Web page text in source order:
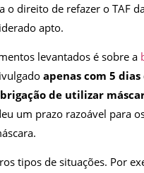
o direito de refazer o TAF
apto.
levantados é sobre a
apenas com 5 dias
de utilizar
um prazo razoável para
tipos de situações. Por